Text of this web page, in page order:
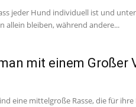
jeder Hund individuell ist und
allein bleiben, während andere...
mit einem Großer
eine mittelgroße Rasse, die für